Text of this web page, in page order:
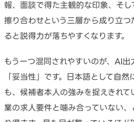
報、面談で得た主観的な印象、そ
擦り合わせという三層から成り立つ
ると説得力が落ちやすくなります。
もう一つ混同されやすいのが、AI出
「妥当性」です。日本語として自然
も、候補者本人の強みを捉えきれ
業の求人要件と噛み合っていない